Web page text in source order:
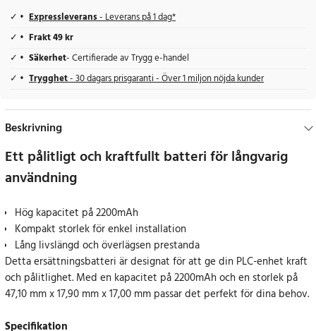
Expressleverans- Leverans på 1 dag*
Frakt 49 kr
Säkerhet- Certifierade av Trygg e-handel
Trygghet- 30 dagars prisgaranti - Över 1 miljon nöjda kunder
Beskrivning
Ett pålitligt och kraftfullt batteri för långvarig
användning
Hög kapacitet på 2200mAh
Kompakt storlek för enkel installation
Lång livslängd och överlägsen prestanda
Detta ersättningsbatteri är designat för att ge din PLC-enhet kraft
och pålitlighet. Med en kapacitet på 2200mAh och en storlek på
47,10 mm x 17,90 mm x 17,00 mm passar det perfekt för dina behov.
Specifikation